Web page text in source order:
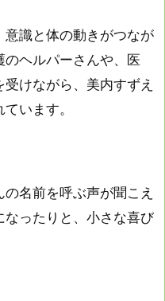
意識と体の動きがつなが
のヘルパーさんや、医
けながら、美内すずえ
います。
名前を呼ぶ声が聞こえ
ったりと、小さな喜び